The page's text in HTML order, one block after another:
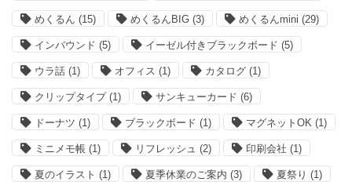
めくるん (15) めくるんBIG (3) めくるんmini (29)
インバウンド (5) イーゼル付きブラックボード (5)
ウラ話 (1) オフィス (1) カタログ (1)
クリップタイプ(1) サンキューカード (6)
ドーナツ (1) ブラックボード (1) マグネットOK (1)
ミニメモ帳 (1) リフレッシュ (2) 印刷会社 (1)
夏のイラスト (1) 夏季休業のご案内 (3) 夏祭り (1)